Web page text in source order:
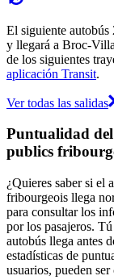
El siguiente
y llegará a Broc-
de los siguientes
aplicación Transit.
Ver todas las salidas
Puntualidad
publics
¿Quieres saber si el
fribourgeois llega
para consultar los
por los pasajeros.
autobús llega antes
estadísticas de
usuarios, pueden